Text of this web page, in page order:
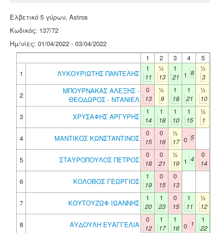
Ελβετικό 5 γύρων, Astros
Κωδικός: 137/72
Ημ/νίες: 01/04/2022 - 03/04/2022
1
2 3 4
5
1
ΛΥΚΟΥΡΙΩΤΗΣ ΠΑΝΤΕΛΗΣ
1
11
½
13
1
21 1 8
½
3
2
ΜΠΟΥΡΝΑΚΑΣ ΑΛΕΞΗΣ -
ΘΕΟΔΩΡΟΣ - ΝΤΑΝΙΕΛ
0
13
½
9
1
18
1
21
½
10
3
ΧΡΥΣΑΦΗΣ ΑΡΓΥΡΗΣ
1
14
1
18
1
10
1
15
½
1
4
ΜΑΝΤΙΚΟΣ ΚΩΝΣΤΑΝΤΙΝΟΣ
0
15
0
16
½
17 0 5
5 ΣΤΑΥΡΟΠΟΥΛΟΣ ΠΕΤΡΟΣ
0
18
0
21
½
19 1 4
0
14
6
ΚΟΛΟΒΟΣ ΓΕΩΡΓΙΟΣ
1
19
0
15
0
13
7
ΚΟΥΤΟΥΖΩΦ ΙΩΑΝΝΗΣ
1
20
1
23
0
15
1
11
½
12
8
ΑΥΔΟΥΛΗ ΕΥΑΓΓΕΛΙΑ
0
12
1
17
1
16 0 1
1
22